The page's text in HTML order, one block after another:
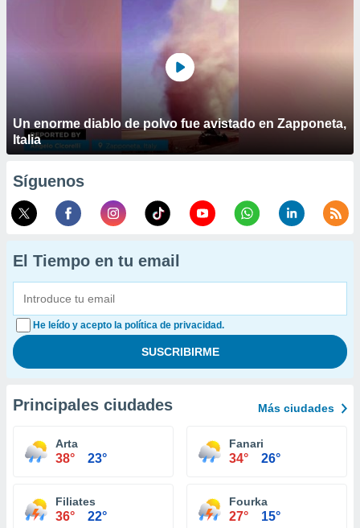
Un enorme diablo de polvo fue avistado en Zapponeta,
Italia
Síguenos
El Tiempo en tu email
He leído y acepto la política de privacidad.
Principales ciudades Más ciudades
Arta
38° 23°
Fanari
34° 26°
Filiates
36° 22°
Fourka
27° 15°